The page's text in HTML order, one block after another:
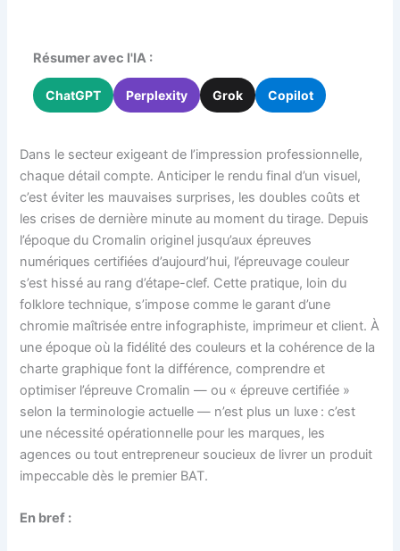
Résumer avec l'IA :
ChatGPT Perplexity Grok Copilot
Dans le secteur exigeant de l’impression professionnelle,
chaque détail compte. Anticiper le rendu final d’un visuel,
c’est éviter les mauvaises surprises, les doubles coûts et
les crises de dernière minute au moment du tirage. Depuis
l’époque du Cromalin originel jusqu’aux épreuves
numériques certifiées d’aujourd’hui, l’épreuvage couleur
s’est hissé au rang d’étape-clef. Cette pratique, loin du
folklore technique, s’impose comme le garant d’une
chromie maîtrisée entre infographiste, imprimeur et client. À
une époque où la fidélité des couleurs et la cohérence de la
charte graphique font la différence, comprendre et
optimiser l’épreuve Cromalin — ou « épreuve certifiée »
selon la terminologie actuelle — n’est plus un luxe : c’est
une nécessité opérationnelle pour les marques, les
agences ou tout entrepreneur soucieux de livrer un produit
impeccable dès le premier BAT.
En bref :